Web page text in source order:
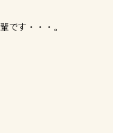
です・・・。